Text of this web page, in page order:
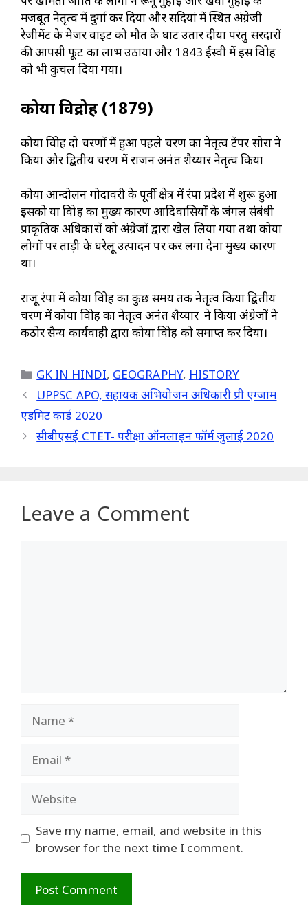
मजबूत नेतृत्व में दुर्गा कर दिया और सदियां में स्थित अंग्रेजी
रेजीमेंट के मेजर वाइट को मौत के घाट उतार दीया परंतु सरदारों
की आपसी फूट का लाभ उठाया और 1843 ईस्वी में इस विद्रोह
को भी कुचल दिया गया।
कोया विद्रोह (1879)
कोया विद्रोह दो चरणों में हुआ पहले चरण का नेतृत्व टेंपर सोरा ने
किया और द्वितीय चरण में राजन अनंत शैय्यार नेतृत्व किया
कोया आन्दोलन गोदावरी के पूर्वी क्षेत्र में रंपा प्रदेश में शुरू हुआ
इसको या विद्रोह का मुख्य कारण आदिवासियों के जंगल संबंधी
प्राकृतिक अधिकारों को अंग्रेजों द्वारा खेल लिया गया तथा कोया
लोगों पर ताड़ी के घरेलू उत्पादन पर कर लगा देना मुख्य कारण
था।
राजू रंपा में कोया विद्रोह का कुछ समय तक नेतृत्व किया द्वितीय
चरण में कोया विद्रोह का नेतृत्व अनंत शैय्यार ने किया अंग्रेजों ने
कठोर सैन्य कार्यवाही द्वारा कोया विद्रोह को समाप्त कर दिया।
Categories
GK IN HINDI, GEOGRAPHY, HISTORY
UPPSC APO, सहायक अभियोजन अधिकारी प्री एग्जाम
एडमिट कार्ड 2020
सीबीएसई CTET- परीक्षा ऑनलाइन फॉर्म जुलाई 2020
Leave a Comment
Save my name, email, and website in this
browser for the next time I comment.